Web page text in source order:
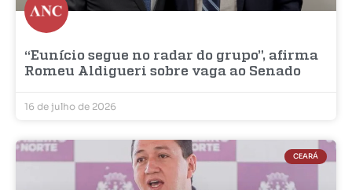
“Eunício segue no radar do grupo”, afirma
Romeu Aldigueri sobre vaga ao Senado
16 de julho de 2026
CEARÁ